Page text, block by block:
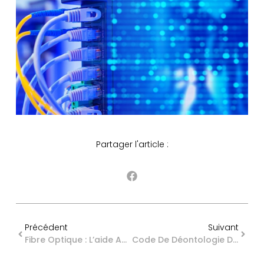
Partager l'article :
Précédent
Fibre Optique : L’aide Au Raccordement Pour Tous ?
Suivant
Code De Déontologie Des Avocats : Une Nouvelle Mission ?